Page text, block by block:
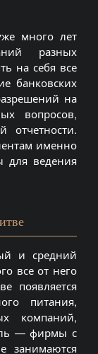
много лет
разных
на себя все
банковских
на
вопросов,
отчетности.
именно
для ведения
и средний
все от него
появляется
питания,
компаний,
— фирмы с
занимаются